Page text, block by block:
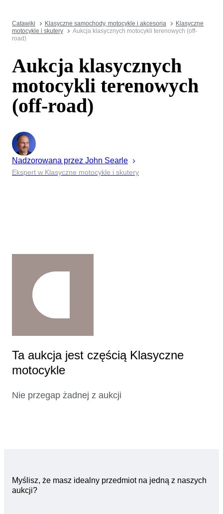
Catawiki Klasyczne samochody, motocykle i akcesoria
Klasyczne
motocykle i skutery
Aukcja klasycznych motocykli terenowych (off-
road)
Aukcja klasycznych
motocykli terenowych
(off-road)
Nadzorowana przez John Searle
Ekspert w Klasyczne motocykle i skutery
Ta aukcja jest częścią Klasyczne
motocykle
Nie przegap żadnej z aukcji
Myślisz, że masz idealny przedmiot na jedną z naszych
aukcji?